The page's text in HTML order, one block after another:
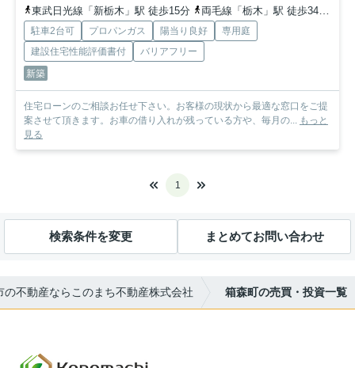
東武日光線「新栃木」駅 徒歩15分
両毛線「栃木」駅 徒歩34分
駐車2台可 プロパンガス 陽当り良好
専用庭
建設住宅性能評価書付
バリアフリー
新築
住宅ローンのご相談お任せ下さい。お客様の現状から最適な窓口をご提
案させて頂きます。お車の借り入れが残っている方や、毎月の... もっと
見る
1
検索条件を変更 まとめてお問い合わせ
の不動産ならこのまち不動産株式会社 箱森町の売買・投資一覧